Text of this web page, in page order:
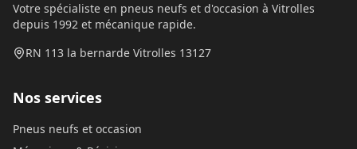
Votre spécialiste en pneus neufs et d'occasion à Vitrolles
depuis 1992 et mécanique rapide.
RN 113 la bernarde Vitrolles 13127
Nos services
Pneus neufs et occasion